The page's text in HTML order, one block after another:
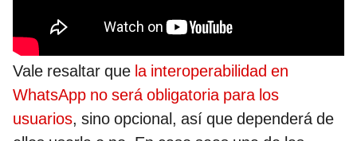
Vale resaltar que la interoperabilidad en
WhatsApp no será obligatoria para los
usuarios, sino opcional, así que dependerá de